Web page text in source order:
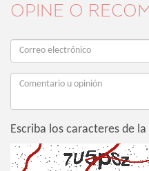
OPINE O
Escriba los caracteres de